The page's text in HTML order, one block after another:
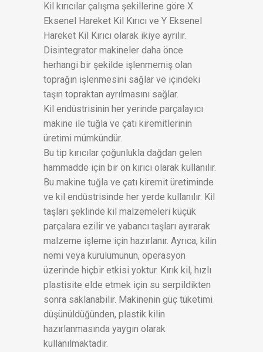
Kil kırıcılar çalışma şekillerine göre X
Eksenel Hareket Kil Kırıcı ve Y Eksenel
Hareket Kil Kırıcı olarak ikiye ayrılır.
Disintegrator makineler daha önce
herhangi bir şekilde işlenmemiş olan
toprağın işlenmesini sağlar ve içindeki
taşın topraktan ayrılmasını sağlar.
Kil endüstrisinin her yerinde parçalayıcı
makine ile tuğla ve çatı kiremitlerinin
üretimi mümkündür.
Bu tip kırıcılar çoğunlukla dağdan gelen
hammadde için bir ön kırıcı olarak kullanılır.
Bu makine tuğla ve çatı kiremit üretiminde
ve kil endüstrisinde her yerde kullanılır. Kil
taşları şeklinde kil malzemeleri küçük
parçalara ezilir ve yabancı taşları ayırarak
malzeme işleme için hazırlanır. Ayrıca, kilin
nemi veya kurulumunun, operasyon
üzerinde hiçbir etkisi yoktur. Kırık kil, hızlı
plastisite elde etmek için su serpildikten
sonra saklanabilir. Makinenin güç tüketimi
düşünüldüğünden, plastik kilin
hazırlanmasında yaygın olarak
kullanılmaktadır.